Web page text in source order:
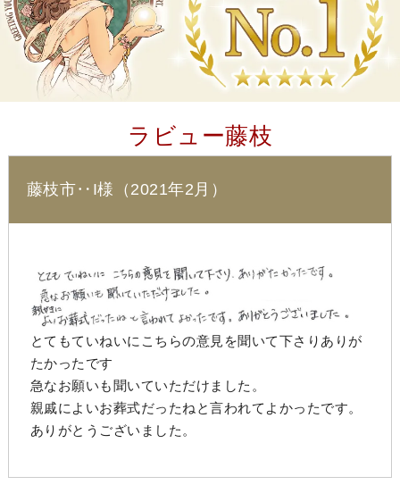
ラビュー藤枝
藤枝市‥I様（2021年2月）
とてもていねいにこちらの意見を聞いて下さりありが
たかったです
急なお願いも聞いていただけました。
親戚によいお葬式だったねと言われてよかったです。
ありがとうございました。